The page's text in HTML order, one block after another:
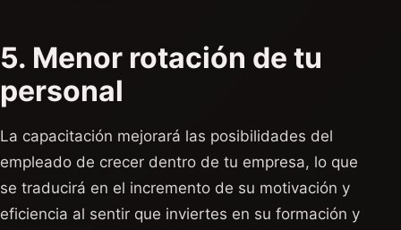
5. Menor rotación de tu
personal
La capacitación mejorará las posibilidades del
empleado de crecer dentro de tu empresa, lo que
se traducirá en el incremento de su motivación y
eficiencia al sentir que inviertes en su formación y